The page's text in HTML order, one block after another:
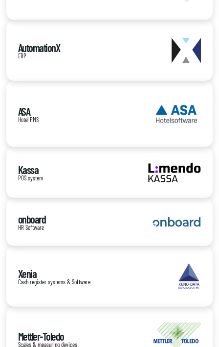
AutomationX
ERP
ASA
Hotel PMS
Kassa
POS system
onboard
HR Software
Xenia
Cash register systems & Software
Mettler-Toledo
Scales & measuring devices